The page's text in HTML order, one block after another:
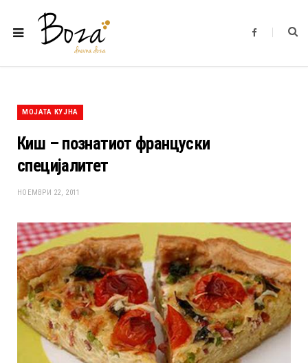
F
b
МОЈАТА КУЈНА
Киш – познатиот француски
специјалитет
НОЕМВРИ 22, 2011